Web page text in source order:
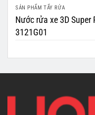
SẢN PHẨM TẨY RỬA
Nước rửa xe 3D Super
3121G01